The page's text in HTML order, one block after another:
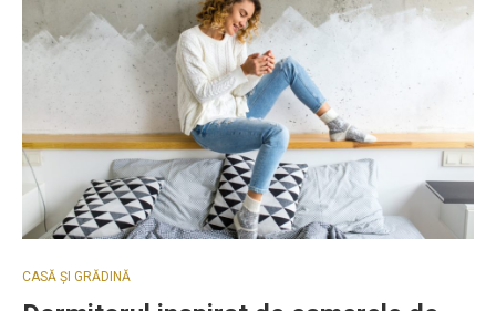
CASĂ ȘI GRĂDINĂ